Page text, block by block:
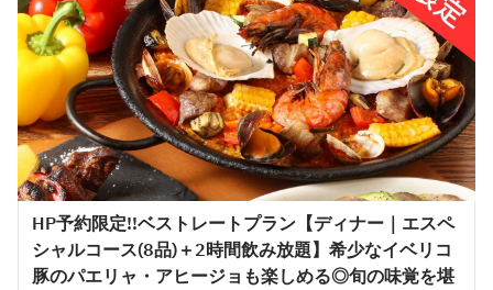
와 식후의 디저트까지 붙어 만족도 120%!
《음료 무제한 포함》대인원의 연회에도 추천◎
HP予約限定!!ベストレートプラン【ディナー｜エスペ
シャルコース(8品)＋2時間飲み放題】希少なイベリコ
豚のパエリャ・アヒージョも楽しめる◎旬の味覚を堪